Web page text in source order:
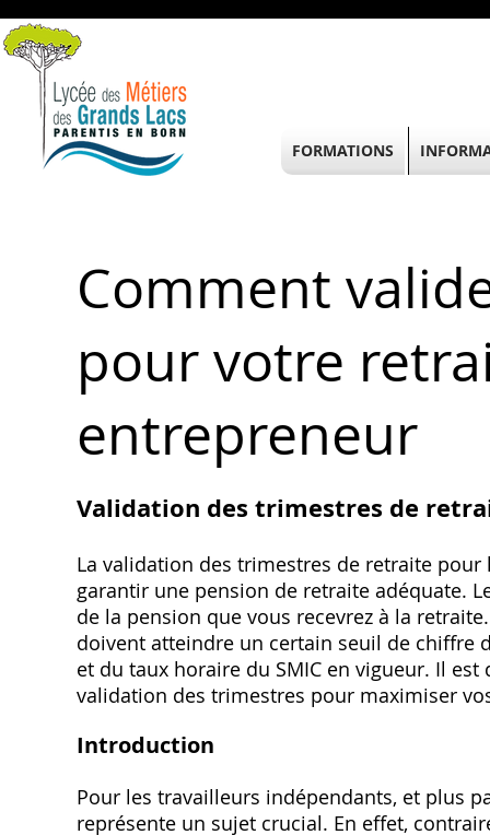
Comment
pour votre
entrepreneur
Validation des trimestres de
La validation des trimestres de retraite
garantir une pension de retraite adéquate.
de la pension que vous recevrez à la
doivent atteindre un certain seuil de chiffre
et du taux horaire du SMIC en vigueur. Il
validation des trimestres pour maximiser
Introduction
Pour les travailleurs indépendants‚ et plus
représente un sujet crucial. En effet‚
FORMATIONS